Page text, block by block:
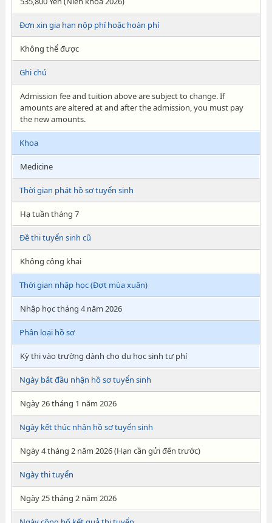
Đơn xin gia hạn nộp phí hoặc hoàn phí
Không thể được
Ghi chú
Admission fee and tuition above are subject to change. If
amounts are altered at and after the admission, you must pay
the new amounts.
Khoa
Medicine
Thời gian phát hồ sơ tuyển sinh
Hạ tuần tháng 7
Đề thi tuyển sinh cũ
Không công khai
Thời gian nhập học (Đợt mùa xuân)
Nhập học tháng 4 năm 2026
Phân loại hồ sơ
Kỳ thi vào trường dành cho du học sinh tư phí
Ngày bắt đầu nhận hồ sơ tuyển sinh
Ngày 26 tháng 1 năm 2026
Ngày kết thúc nhận hồ sơ tuyển sinh
Ngày 4 tháng 2 năm 2026 (Hạn cần gửi đến trước)
Ngày thi tuyển
Ngày 25 tháng 2 năm 2026